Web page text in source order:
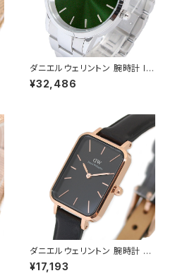
ダニエルウェリントン 腕時計 IC
ONIC LINK EMERALD 40 シ
ルバー DW00100427 グリー
¥32,486
ダニエルウェリントン 腕時計 Q
UADRO PRESSED SHEFFIEL
D 20×26 ローズゴールド DW
¥17,193